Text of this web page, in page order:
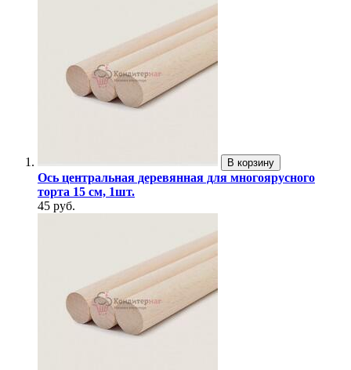
В корзину
Ось центральная деревянная для многоярусного
торта 15 см, 1шт.
45 руб.